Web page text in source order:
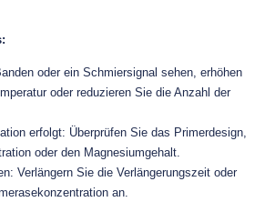
oder ein Schmiersignal sehen, erhöhen
oder reduzieren Sie die Anzahl der
erfolgt: Überprüfen Sie das Primerdesign,
oder den Magnesiumgehalt.
Verlängern Sie die Verlängerungszeit oder
an.